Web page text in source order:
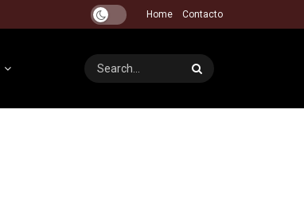
Home Contacto